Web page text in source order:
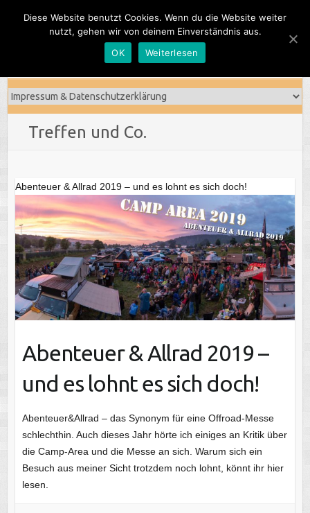
Treffen und Co.
Abenteuer & Allrad 2019 – und es lohnt es sich doch!
Abenteuer & Allrad 2019 –
und es lohnt es sich doch!
Abenteuer&Allrad – das Synonym für eine Offroad-Messe
schlechthin. Auch dieses Jahr hörte ich einiges an Kritik über
die Camp-Area und die Messe an sich. Warum sich ein
Besuch aus meiner Sicht trotzdem noch lohnt, könnt ihr hier
lesen.
Diese Website benutzt Cookies. Wenn du die Website weiter
nutzt, gehen wir von deinem Einverständnis aus.
OK
Weiterlesen